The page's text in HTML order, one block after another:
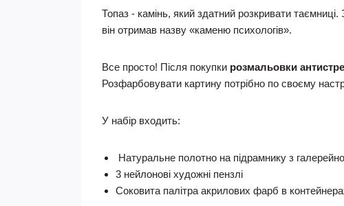
Топаз - камінь, який здатний розкривати
він отримав назву «каменю психологів».
Все просто! Після покупки розмальовки
Розфарбовувати картину потрібно по своєму
У набір входить:
Натуральне полотно на підрамнику з
3 нейлонові художні пензлі
Соковита палітра акрилових фарб в